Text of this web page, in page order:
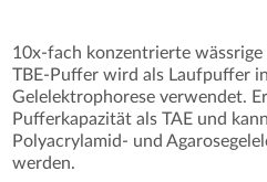
10x-fach konzentrierte wässrige
TBE-Puffer wird als Laufpuffer
Gelelektrophorese verwendet.
Pufferkapazität als TAE und
Polyacrylamid- und
werden.